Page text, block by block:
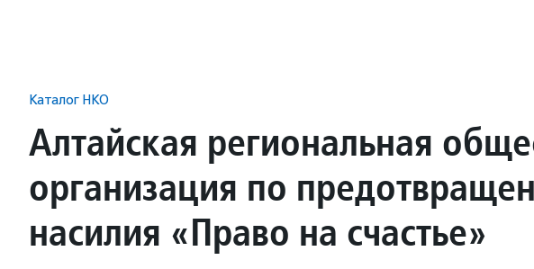
Каталог НКО
Алтайская региональная
организация по
насилия «Право на счастье»